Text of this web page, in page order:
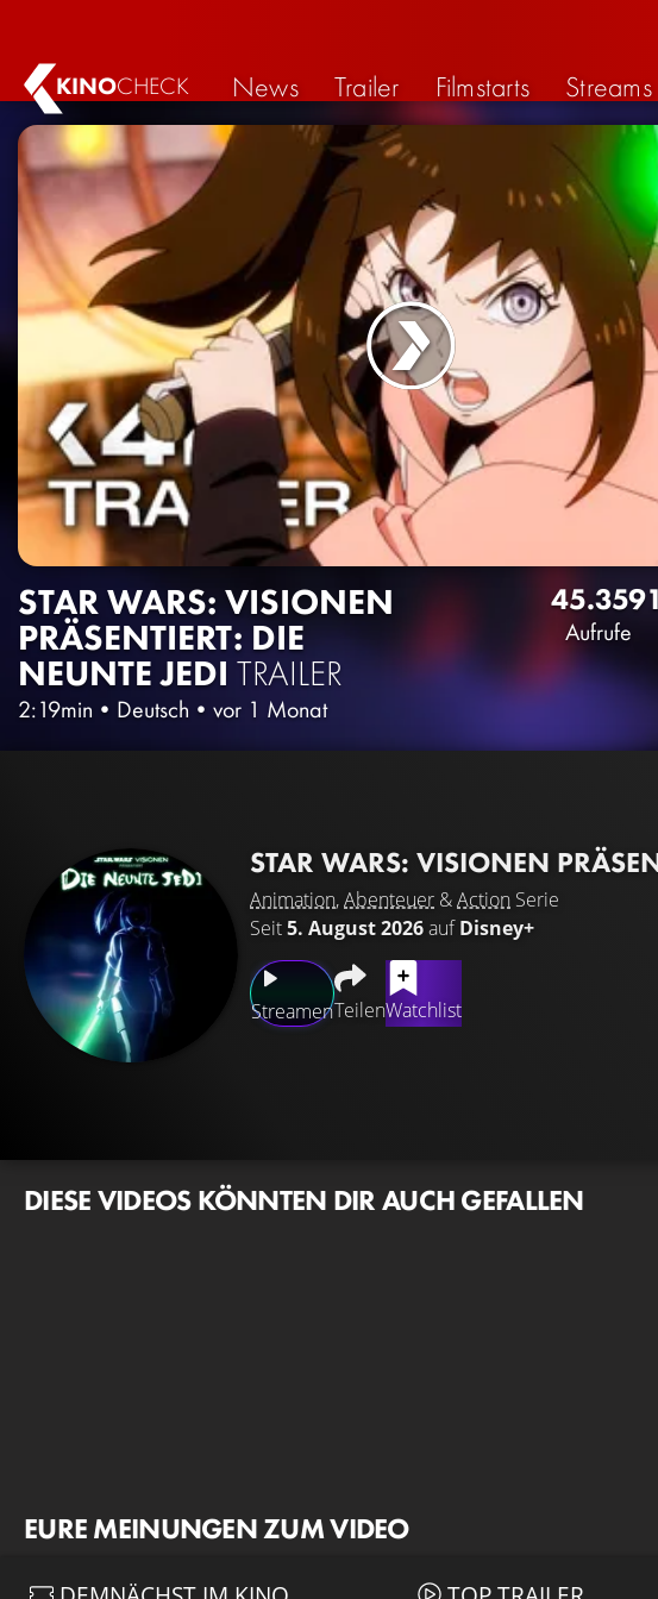
KINOCHECK News Trailer Filmstarts Streams
STAR WARS: VISIONEN
PRÄSENTIERT: DIE
NEUNTE JEDI TRAILER
2:19min • Deutsch • vor 1 Monat
45.359
Aufrufe
STAR WARS: VISIONEN
Animation,Abenteuer &Action Serie
Seit5. August 2026aufDisney+
StreamenTeilenWatchlist
DIESE VIDEOS KÖNNTEN DIR AUCH GEFALLEN
EURE MEINUNGEN ZUM VIDEO